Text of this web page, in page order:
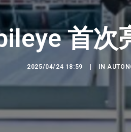
首次
2025/04/24 18:59 IN